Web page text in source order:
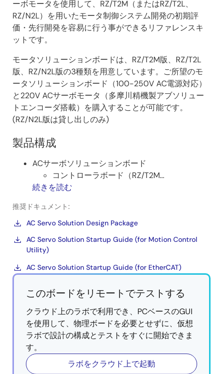
ーボモータを使用して、RZ/T2M（またはRZ/T2L、
RZ/N2L）を用いたモータ制御システム開発の初期評
価・先行開発を容易に行う事ができるリファレンスキ
ットです。
モータソリューションボードは、RZ/T2M版、RZ/T2L
版、RZ/N2L版の3種類を用意しています。ご所望のモ
ータソリューションボード（100-250V AC電源対応）
と220V ACサーボモータ（多摩川精機製アブソリュー
トエンコーダ搭載）を購入することが可能です。
(RZ/N2L版は貸し出しのみ)
製品構成
ACサーボソリューションボード
コントローラボード（RZ/T2M...
続きを読む
推奨ドキュメント:
AC Servo Solution Design Package
AC Servo Solution Startup Guide (for Motion Control
Utility)
AC Servo Solution Startup Guide (for EtherCAT)
このボードをリモートでテストする
クラウド上のラボで利用でき、PCベースのGUI
を使用して、物理ボードを必要とせずに、仮想
ラボで設計の構成とテストをすぐに開始できま
す。
ラボをクラウド上で起動